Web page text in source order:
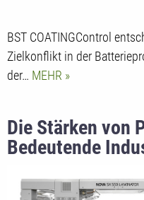
BST COATINGControl
Zielkonflikt in der
der… MEHR
Die Stärken von
Bedeutende
von BOBST